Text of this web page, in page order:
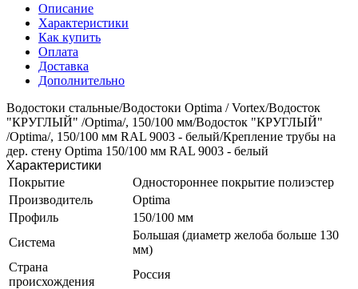
Описание
Характеристики
Как купить
Оплата
Доставка
Дополнительно
Водостоки стальные/Водостоки Optima / Vortex/Водосток
"КРУГЛЫЙ" /Optima/, 150/100 мм/Водосток "КРУГЛЫЙ"
/Optima/, 150/100 мм RAL 9003 - белый/Крепление трубы на
дер. стену Optima 150/100 мм RAL 9003 - белый
Характеристики
Покрытие
Одностороннее покрытие полиэстер
Производитель
Optima
Профиль
150/100 мм
Система
Большая (диаметр желоба больше 130
мм)
Страна
происхождения
Россия